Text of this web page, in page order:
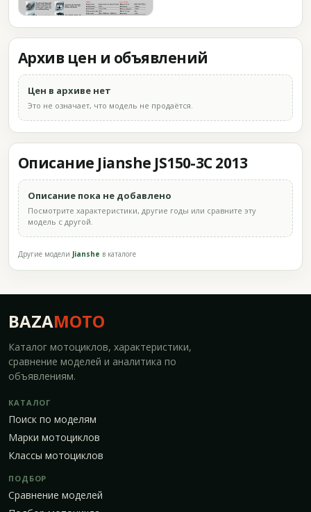
Архив цен и объявлений
Цен в архиве нет
Это не означает, что модель не продаётся.
Описание Jianshe JS150-3C 2013
Описание пока не добавлено
Посмотрите характеристики, другие годы или сравните эту
модель с другой.
Другие модели Jianshe в каталоге
BAZAMOTO
Каталог мотоциклов, характеристики,
сравнение моделей и аналитика по
объявлениям.
КАТАЛОГ
Поиск по моделям
Марки мотоциклов
Классы мотоциклов
ПОДБОР
Сравнение моделей